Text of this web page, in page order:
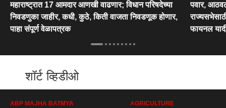
महाराष्ट्रात 17 आमदार आणखी वाढणार; विधान परिषदेच्या
निवडणुका जाहीर, कधी, कुठे, किती वाजता निवडणूक होणार,
पाहा संपूर्ण वेळापत्रक
पवार,
फायनल
शॉर्ट व्हिडीओ
ABP MAJHA BATMYA AGRICULTURE